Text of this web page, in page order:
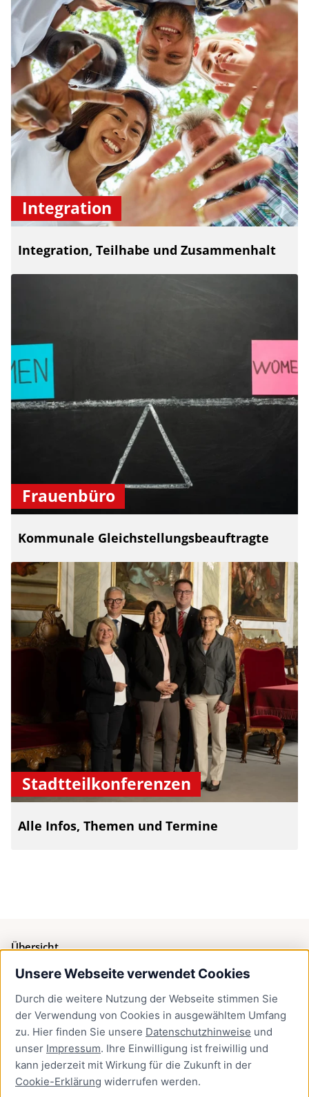
Unsere Webseite verwendet Cookies
Durch die weitere Nutzung der Webseite stimmen Sie
der Verwendung von Cookies in ausgewähltem Umfang
zu. Hier finden Sie unsere Datenschutzhinweise und
unser Impressum. Ihre Einwilligung ist freiwillig und
kann jederzeit mit Wirkung für die Zukunft in der
Cookie-Erklärung widerrufen werden.
Integration
Integration, Teilhabe und Zusammenhalt
Frauenbüro
Kommunale Gleichstellungsbeauftragte
Stadtteilkonferenzen
Alle Infos, Themen und Termine
Übersicht
Bürgerservice
Presse
Newsletter Lübeck:kompakt
Kontakt
Kontakt